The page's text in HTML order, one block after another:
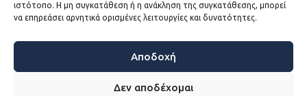
ιστότοπο. Η μη συγκατάθεση ή η ανάκληση της συγκατάθεσης, μπορεί
να επηρεάσει αρνητικά ορισμένες λειτουργίες και δυνατότητες.
Αποδοχή
Δεν αποδέχομαι
Η ΚΕΔΕ
Sitemap
Προσβασιμότητα
Όροι χρήσης